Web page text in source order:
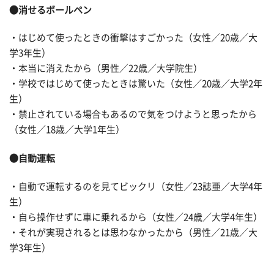
●消せるボールペン
・はじめて使ったときの衝撃はすごかった（女性／20歳／大
学3年生）
・本当に消えたから（男性／22歳／大学院生）
・学校ではじめて使ったときは驚いた（女性／20歳／大学2年
生）
・禁止されている場合もあるので気をつけようと思ったから
（女性／18歳／大学1年生）
●自動運転
・自動で運転するのを見てビックリ（女性／23誌亜／大学4年
生）
・自ら操作せずに車に乗れるから（女性／24歳／大学4年生）
・それが実現されるとは思わなかったから（男性／21歳／大
学3年生）